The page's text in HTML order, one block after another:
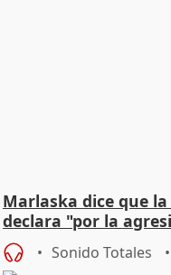
Marlaska dice que
declara "por la
Sonido Totales